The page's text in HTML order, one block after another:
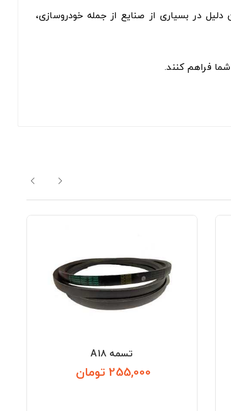
در بسیاری از صنایع از جمله خودروسازی،
فراهم کنند.
تسمه A18
255,000 تومان